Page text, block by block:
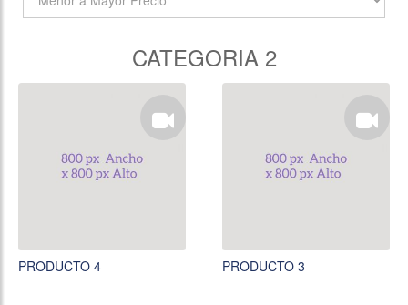
CATEGORIA 2
PRODUCTO 4 PRODUCTO 3